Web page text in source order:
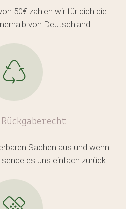
sich keine Produkte
GO TO SHOP
50€ zahlen wir für dich die
von Deutschland.
Sachen aus und wenn
es uns einfach zurück.